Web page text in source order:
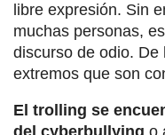
libre expresión. Sin
muchas personas,
discurso de odio.
extremos que son
El trolling se
del cyberbullying o